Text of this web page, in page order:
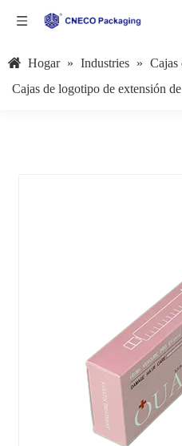
Hogar » Industries » Cajas
Cajas de logotipo de extensión